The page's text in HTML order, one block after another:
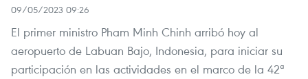
09/05/2023 09:26
El primer ministro Pham Minh Chinh arribó hoy al
aeropuerto de Labuan Bajo, Indonesia, para iniciar su
participación en las actividades en el marco de la 42ª